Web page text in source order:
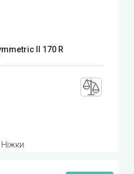
II 170 R
Ніжки